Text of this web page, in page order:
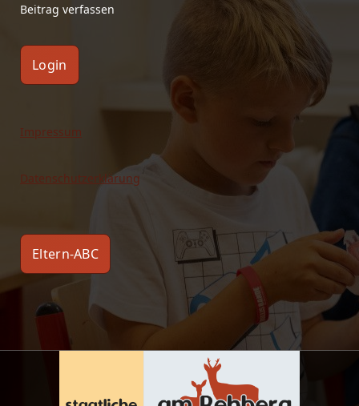
Beitrag verfassen
Login
Impressum
Datenschutzerklärung
Eltern-ABC